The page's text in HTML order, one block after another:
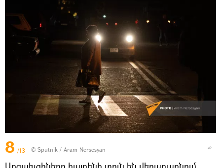
8 /13 © Sputnik / Aram Nersesyan